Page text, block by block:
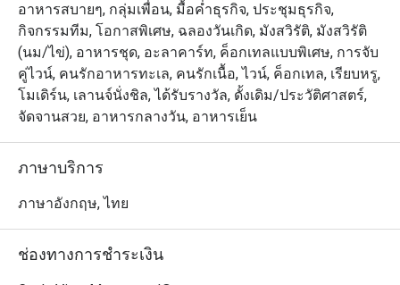
อาหารสบายๆ, กลุ่มเพื่อน, มื้อค่ำธุรกิจ, ประชุมธุรกิจ,
กิจกรรมทีม, โอกาสพิเศษ, ฉลองวันเกิด, มังสวิรัติ, มังสวิรัติ
(นม/ไข่), อาหารชุด, อะลาคาร์ท, ค็อกเทลแบบพิเศษ, การจับ
คู่ไวน์, คนรักอาหารทะเล, คนรักเนื้อ, ไวน์, ค็อกเทล, เรียบหรู,
โมเดิร์น, เลานจ์นั่งชิล, ได้รับรางวัล, ดั้งเดิม/ประวัติศาสตร์,
จัดจานสวย, อาหารกลางวัน, อาหารเย็น
ภาษาบริการ
ภาษาอังกฤษ, ไทย
ช่องทางการชำระเงิน